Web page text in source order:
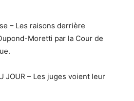
– Les raisons derrière
Moretti par la Cour de
JOUR – Les juges voient leur